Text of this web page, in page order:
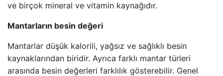
ve birçok mineral ve vitamin kaynağıdır.
Mantarların besin değeri
Mantarlar düşük kalorili, yağsız ve sağlıklı besin
kaynaklarından biridir. Ayrıca farklı mantar türleri
arasında besin değerleri farklılık gösterebilir. Genel